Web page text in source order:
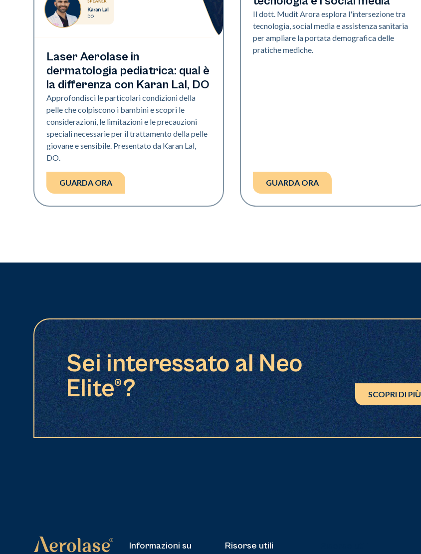
Art of Diversity
Laser Aerolase in
dermatologia pediatrica: qual è
la differenza con Karan Lal, DO
Approfondisci le particolari condizioni della
pelle che colpiscono i bambini e scopri le
considerazioni, le limitazioni e le precauzioni
speciali necessarie per il trattamento della pelle
giovane e sensibile. Presentato da Karan Lal,
DO.
GUARDA ORA
Il dott. Mudit Arora esplora l'intersezione tra
tecnologia, social media e assistenza sanitaria
per ampliare la portata demografica delle
pratiche mediche.
GUARDA ORA
Sei interessato al Neo
Elite®?
SCOPRI DI PIÙ
Informazioni su
Risorse utili